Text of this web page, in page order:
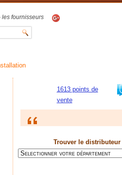
les fournisseurs
1613 points de
vente
Trouver le